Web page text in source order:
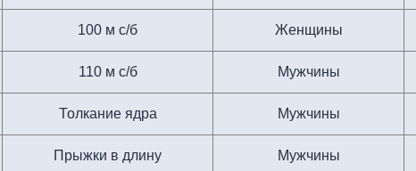
100 м с/б Женщины
110 м с/б Мужчины
Толкание ядра Мужчины
Прыжки в длину Мужчины